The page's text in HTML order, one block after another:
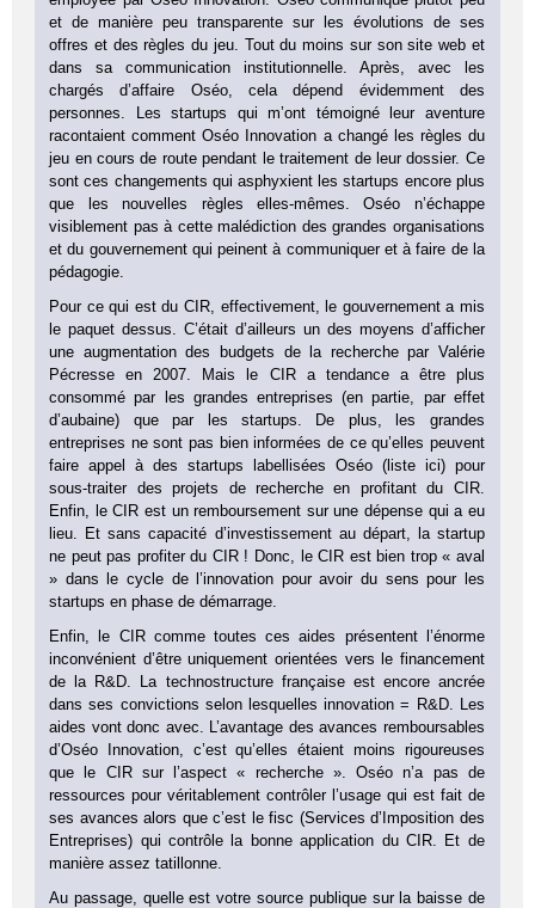
et de manière peu transparente sur les évolutions de ses
offres et des règles du jeu. Tout du moins sur son site web et
dans sa communication institutionnelle. Après, avec les
chargés d’affaire Oséo, cela dépend évidemment des
personnes. Les startups qui m’ont témoigné leur aventure
racontaient comment Oséo Innovation a changé les règles du
jeu en cours de route pendant le traitement de leur dossier. Ce
sont ces changements qui asphyxient les startups encore plus
que les nouvelles règles elles-mêmes. Oséo n’échappe
visiblement pas à cette malédiction des grandes organisations
et du gouvernement qui peinent à communiquer et à faire de la
pédagogie.
Pour ce qui est du CIR, effectivement, le gouvernement a mis
le paquet dessus. C’était d’ailleurs un des moyens d’afficher
une augmentation des budgets de la recherche par Valérie
Pécresse en 2007. Mais le CIR a tendance a être plus
consommé par les grandes entreprises (en partie, par effet
d’aubaine) que par les startups. De plus, les grandes
entreprises ne sont pas bien informées de ce qu’elles peuvent
faire appel à des startups labellisées Oséo (liste ici) pour
sous-traiter des projets de recherche en profitant du CIR.
Enfin, le CIR est un remboursement sur une dépense qui a eu
lieu. Et sans capacité d’investissement au départ, la startup
ne peut pas profiter du CIR ! Donc, le CIR est bien trop « aval
» dans le cycle de l’innovation pour avoir du sens pour les
startups en phase de démarrage.
Enfin, le CIR comme toutes ces aides présentent l’énorme
inconvénient d’être uniquement orientées vers le financement
de la R&D. La technostructure française est encore ancrée
dans ses convictions selon lesquelles innovation = R&D. Les
aides vont donc avec. L’avantage des avances remboursables
d’Oséo Innovation, c’est qu’elles étaient moins rigoureuses
que le CIR sur l’aspect « recherche ». Oséo n’a pas de
ressources pour véritablement contrôler l’usage qui est fait de
ses avances alors que c’est le fisc (Services d’Imposition des
Entreprises) qui contrôle la bonne application du CIR. Et de
manière assez tatillonne.
Au passage, quelle est votre source publique sur la baisse de